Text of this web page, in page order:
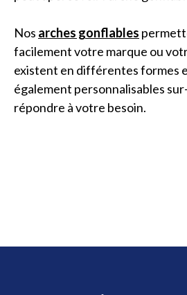
Nos arches gonflables
facilement votre marque ou
existent en différentes formes
également personnalisables
répondre à votre besoin.